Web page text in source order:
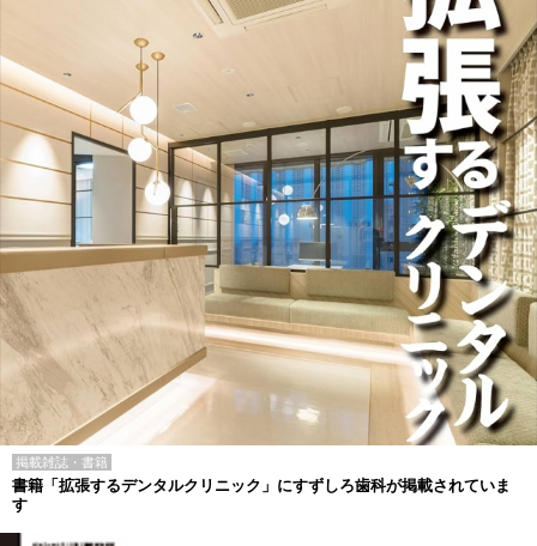
掲載雑誌・書籍
書籍「拡張するデンタルクリニック」にすずしろ歯科が掲載されていま
す